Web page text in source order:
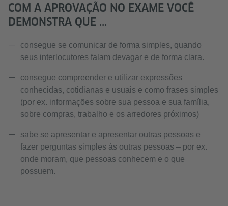
COM A APROVAÇÃO NO EXAME VOCÊ
DEMONSTRA QUE ...
consegue se comunicar de forma simples, quando
seus interlocutores falam devagar e de forma clara.
consegue compreender e utilizar expressões
conhecidas, cotidianas e usuais e como frases simples
(por ex. informações sobre sua pessoa e sua família,
sobre compras, trabalho e os arredores próximos)
sabe se apresentar e apresentar outras pessoas e
fazer perguntas simples às outras pessoas – por ex.
onde moram, que pessoas conhecem e o que
possuem.